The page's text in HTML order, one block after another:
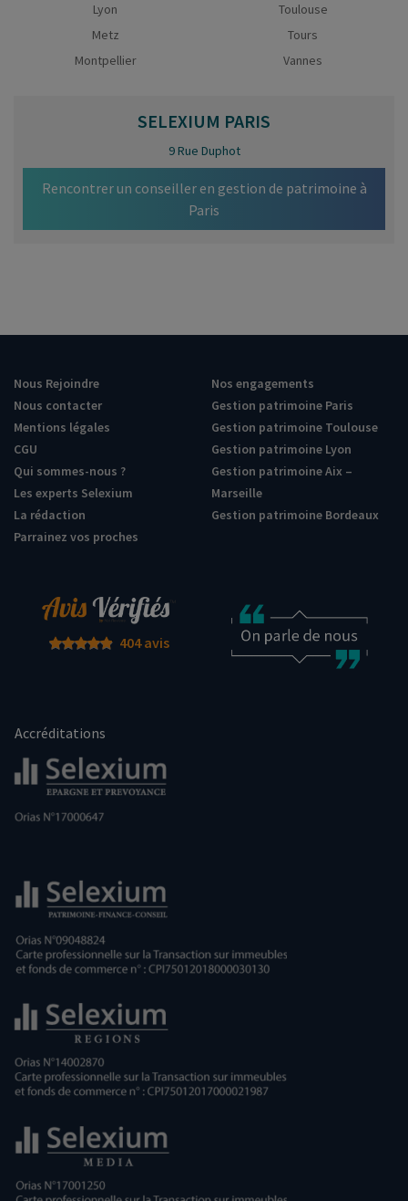
Lyon
Metz
Montpellier
Toulouse
Tours
Vannes
SELEXIUM PARIS
9 Rue Duphot
Rencontrer un conseiller en gestion de patrimoine à
Paris
Nous Rejoindre
Nous contacter
Mentions légales
CGU
Qui sommes-nous ?
Les experts Selexium
La rédaction
Parrainez vos proches
Nos engagements
Gestion patrimoine Paris
Gestion patrimoine Toulouse
Gestion patrimoine Lyon
Gestion patrimoine Aix –
Marseille
Gestion patrimoine Bordeaux
404 avis
Accréditations